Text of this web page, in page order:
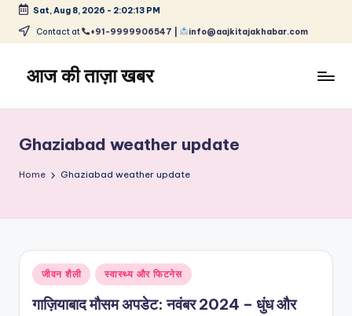
Skip
content
Sat, Aug 8, 2026 - 2:02:13 PM
Contact at +91-9999906547 | info@aajkitajakhabar.com
आज की ताज़ा खबर
ताज़ा
समाचार
–
और
विश्व
Ghaziabad weather update
Home Ghaziabad weather update
Posted
in
जीवन शैली स्वास्थ्य और फिटनेस
गाज़ियाबाद मौसम अपडेट: नवंबर 2024 – धुंध और